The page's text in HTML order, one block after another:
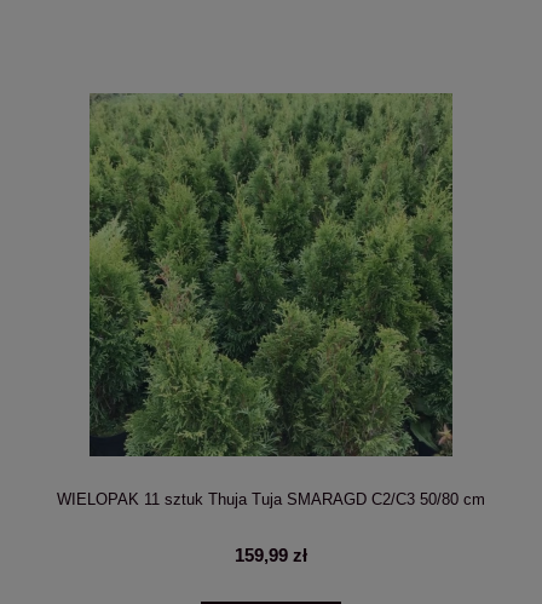
WIELOPAK 11 sztuk Thuja Tuja SMARAGD C2/C3 50/80 cm
159,99 zł